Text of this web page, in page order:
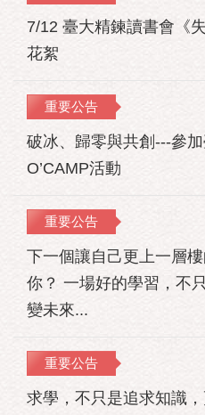
7/12 臺大精鍊讀書會《
花絮
重要公告
破冰、歸零與共創---參
O’CAMP活動
重要公告
下一個讓自己更上一層
你？ 一場好的學習，不
變未來...
重要公告
求學，不只是追求知識